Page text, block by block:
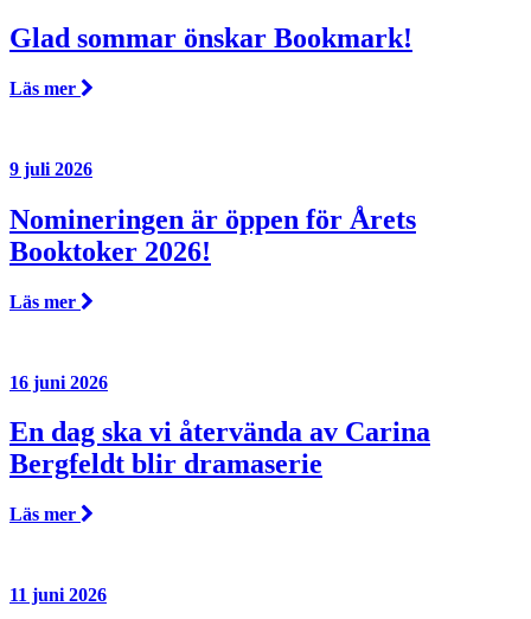
Glad sommar önskar Bookmark!
Läs mer
9 juli 2026
Nomineringen är öppen för Årets
Booktoker 2026!
Läs mer
16 juni 2026
En dag ska vi återvända av Carina
Bergfeldt blir dramaserie
Läs mer
11 juni 2026